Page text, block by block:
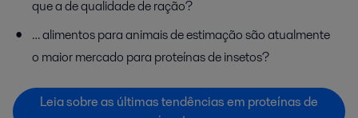
que a de qualidade de ração?
… alimentos para animais de estimação são atualmente
o maior mercado para proteínas de insetos?
Leia sobre as últimas tendências em proteínas de